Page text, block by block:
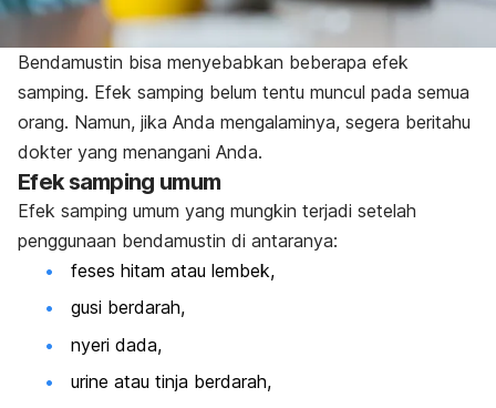
Bendamustin bisa menyebabkan beberapa efek
samping. Efek samping belum tentu muncul pada semua
orang. Namun, jika Anda mengalaminya, segera beritahu
dokter yang menangani Anda.
Efek samping umum
Efek samping umum yang mungkin terjadi setelah
penggunaan bendamustin di antaranya:
feses hitam atau lembek,
gusi berdarah,
nyeri dada,
urine atau tinja berdarah,